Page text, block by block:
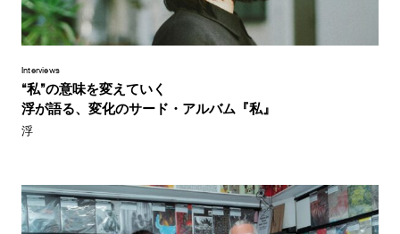
Interviews
“私”の意味を変えていく
浮が語る、変化のサード・アルバム『私』
浮